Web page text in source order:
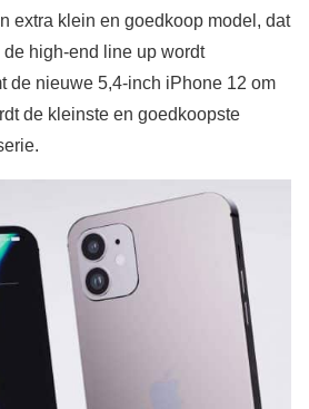
extra klein en goedkoop model, dat
high-end line up wordt
de nieuwe 5,4-inch iPhone 12 om
de kleinste en goedkoopste